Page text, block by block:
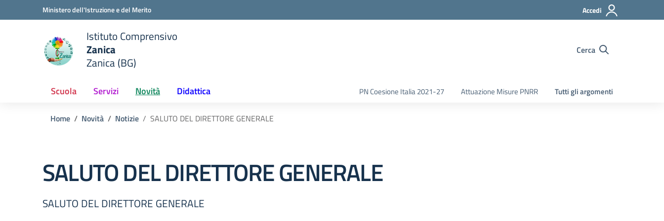
Vai ai contenuti
Vai al menu di navigazioneMinistero dell'Istruzione e del Merito Accedi
scuola
Istituto Comprensivo
Zanica
Zanica (BG)
Cerca
Scuola Servizi Novità Didattica PN Coesione Italia 2021-27 Attuazione Misure PNRR Tutti gli argomenti
Home Novità Notizie SALUTO DEL DIRETTORE GENERALE
SALUTO DEL DIRETTORE GENERALE
SALUTO DEL DIRETTORE GENERALE